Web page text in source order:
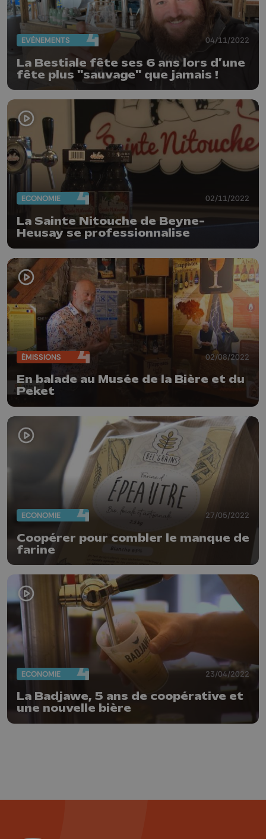
EVÈNEMENTS 04/11/2022
La Bestiale fête ses 6 ans lors d’une
fête plus "sauvage" que jamais !
ECONOMIE 02/11/2022
La Sainte Nitouche de Beyne-
Heusay se professionnalise
ÉMISSIONS 02/08/2022
En balade au Musée de la Bière et du
Peket
ECONOMIE 27/05/2022
Coopérer pour combler le manque de
farine
ECONOMIE 23/04/2022
La Badjawe, 5 ans de coopérative et
une nouvelle bière